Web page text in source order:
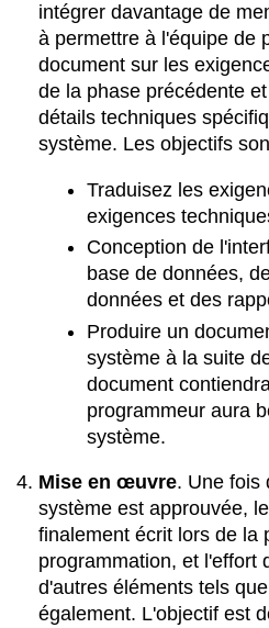
intégrer davantage de
à permettre à l'équipe de
document sur les
de la phase précédente
détails techniques
système. Les objectifs
Traduisez les
exigences
Conception de
base de données,
données et des
Produire un
système à la suite
document
programmeur aura
système.
Mise en œuvre. Une fois
système est approuvée,
finalement écrit lors de la
programmation, et l'effort
d'autres éléments tels
également. L'objectif est